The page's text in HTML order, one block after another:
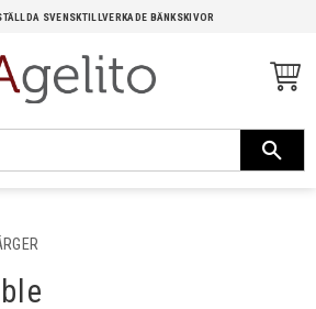
SVENSKTILLVERKADE BÄNKSKIVOR